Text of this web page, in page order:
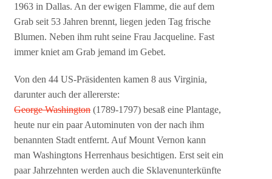
1963 in Dallas. An der ewigen Flamme, die auf dem
Grab seit 53 Jahren brennt, liegen jeden Tag frische
Blumen. Neben ihm ruht seine Frau Jacqueline. Fast
immer kniet am Grab jemand im Gebet.
Von den 44 US-Präsidenten kamen 8 aus Virginia,
darunter auch der allererste:
George Washington(1789-1797) besaß eine Plantage,
heute nur ein paar Autominuten von der nach ihm
benannten Stadt entfernt. Auf Mount Vernon kann
man Washingtons Herrenhaus besichtigen. Erst seit ein
paar Jahrzehnten werden auch die Sklavenunterkünfte